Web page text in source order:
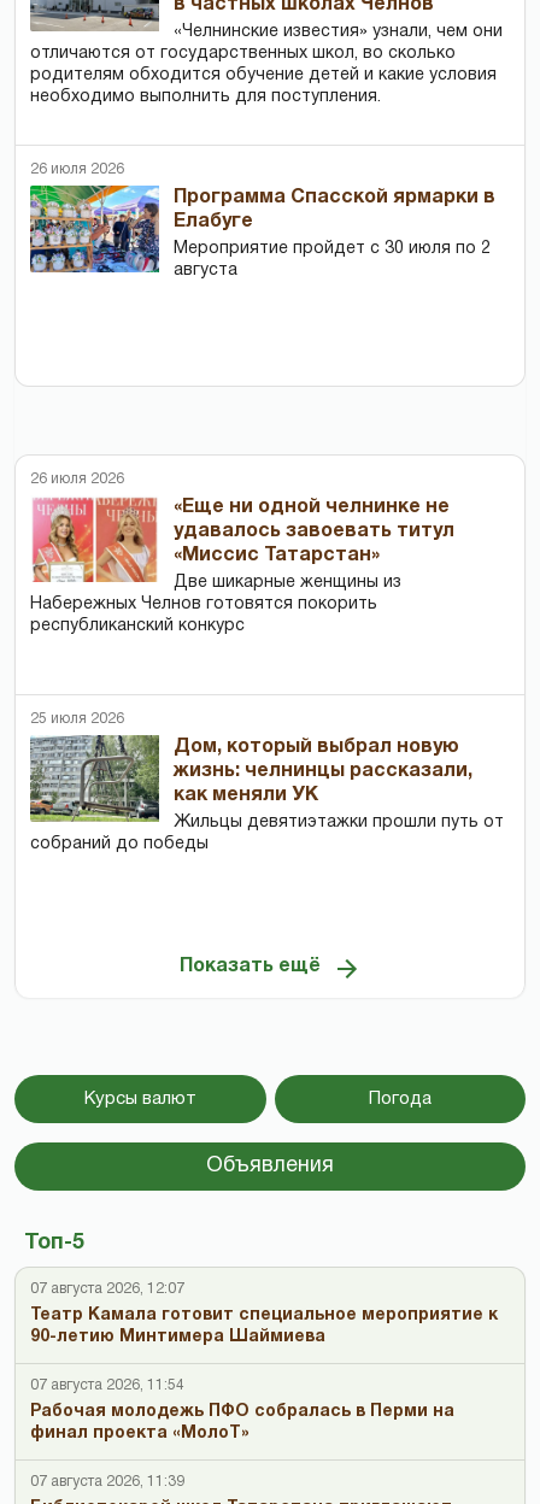
в частных школах Челнов
«Челнинские известия» узнали, чем они
отличаются от государственных школ, во сколько
родителям обходится обучение детей и какие условия
необходимо выполнить для поступления.
26 июля 2026
Программа Спасской ярмарки в
Елабуге
Мероприятие пройдет с 30 июля по 2
августа
26 июля 2026
«Еще ни одной челнинке не
удавалось завоевать титул
«Миссис Татарстан»
Две шикарные женщины из
Набережных Челнов готовятся покорить
республиканский конкурс
25 июля 2026
Дом, который выбрал новую
жизнь: челнинцы рассказали,
как меняли УК
Жильцы девятиэтажки прошли путь от
собраний до победы
Показать ещё
Курсы валют Погода
Объявления
Топ-5
07 августа 2026, 12:07
Театр Камала готовит специальное мероприятие к
90-летию Минтимера Шаймиева
07 августа 2026, 11:54
Рабочая молодежь ПФО собралась в Перми на
финал проекта «МолоТ»
07 августа 2026, 11:39